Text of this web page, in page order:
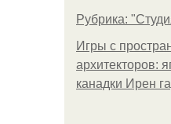
Рубрика:
Игры с
архитекторов:
канадки Ирен